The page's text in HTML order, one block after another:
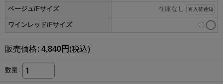
ベージュ/Fサイズ 在庫なし 再入荷通知
ワインレッド/Fサイズ 〇
販売価格: 4,840円 (税込)
数量: